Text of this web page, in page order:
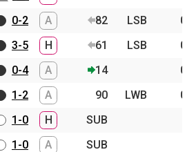
0-2 A 82 LSB
3-5 H 61 LSB
0-4 A 14
1-2 A 90 LWB
1-0 H
SUB
1-0 A SUB